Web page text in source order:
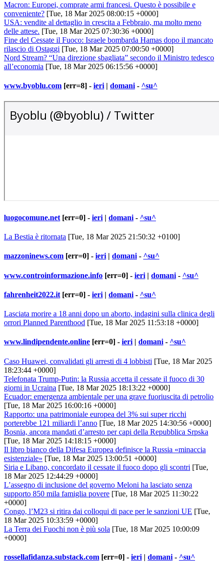
Macron: Europei, comprate armi francesi. Questo è possibile e
conveniente? [Tue, 18 Mar 2025 08:00:15 +0000]
USA: vendite al dettaglio in crescita a Febbraio, ma molto meno
delle attese. [Tue, 18 Mar 2025 07:30:36 +0000]
Fine del Cessate il Fuoco: Israele bombarda Hamas dopo il mancato
rilascio di Ostaggi [Tue, 18 Mar 2025 07:00:50 +0000]
Nord Stream? “Una direzione sbagliata” secondo il Ministro tedesco
all’economia [Tue, 18 Mar 2025 06:15:56 +0000]
www.byoblu.com [err=8] - ieri | domani - ^su^
luogocomune.net [err=0] - ieri | domani - ^su^
La Bestia è ritornata [Tue, 18 Mar 2025 21:50:32 +0100]
mazzoninews.com [err=0] - ieri | domani - ^su^
www.controinformazione.info [err=0] - ieri | domani - ^su^
fahrenheit2022.it [err=0] - ieri | domani - ^su^
Lasciata morire a 18 anni dopo un aborto, indagini sulla clinica degli
orrori Planned Parenthood [Tue, 18 Mar 2025 11:53:18 +0000]
www.lindipendente.online [err=0] - ieri| domani- ^su^
Caso Huawei, convalidati gli arresti di 4 lobbisti [Tue, 18 Mar 2025
18:23:44 +0000]
Telefonata Trump-Putin: la Russia accetta il cessate il fuoco di 30
giorni in Ucraina [Tue, 18 Mar 2025 18:13:22 +0000]
Ecuador: emergenza ambientale per una grave fuoriuscita di petrolio
[Tue, 18 Mar 2025 16:00:16 +0000]
Rapporto: una patrimoniale europea del 3% sui super ricchi
porterebbe 121 miliardi l’anno [Tue, 18 Mar 2025 14:30:56 +0000]
Bosnia, ancora mandati d’arresto per capi della Repubblica Srpska
[Tue, 18 Mar 2025 14:18:15 +0000]
Il libro bianco della Difesa Europea definisce la Russia «minaccia
esistenziale» [Tue, 18 Mar 2025 13:00:51 +0000]
Siria e Libano, concordato il cessate il fuoco dopo gli scontri [Tue,
18 Mar 2025 12:44:29 +0000]
L’assegno di inclusione del governo Meloni ha lasciato senza
supporto 850 mila famiglia povere [Tue, 18 Mar 2025 11:30:22
+0000]
Congo, l’M23 si ritira dai colloqui di pace per le sanzioni UE [Tue,
18 Mar 2025 10:33:59 +0000]
La Terra dei Fuochi non è più sola [Tue, 18 Mar 2025 10:00:09
+0000]
rossellafidanza.substack.com [err=0] - ieri | domani - ^su^